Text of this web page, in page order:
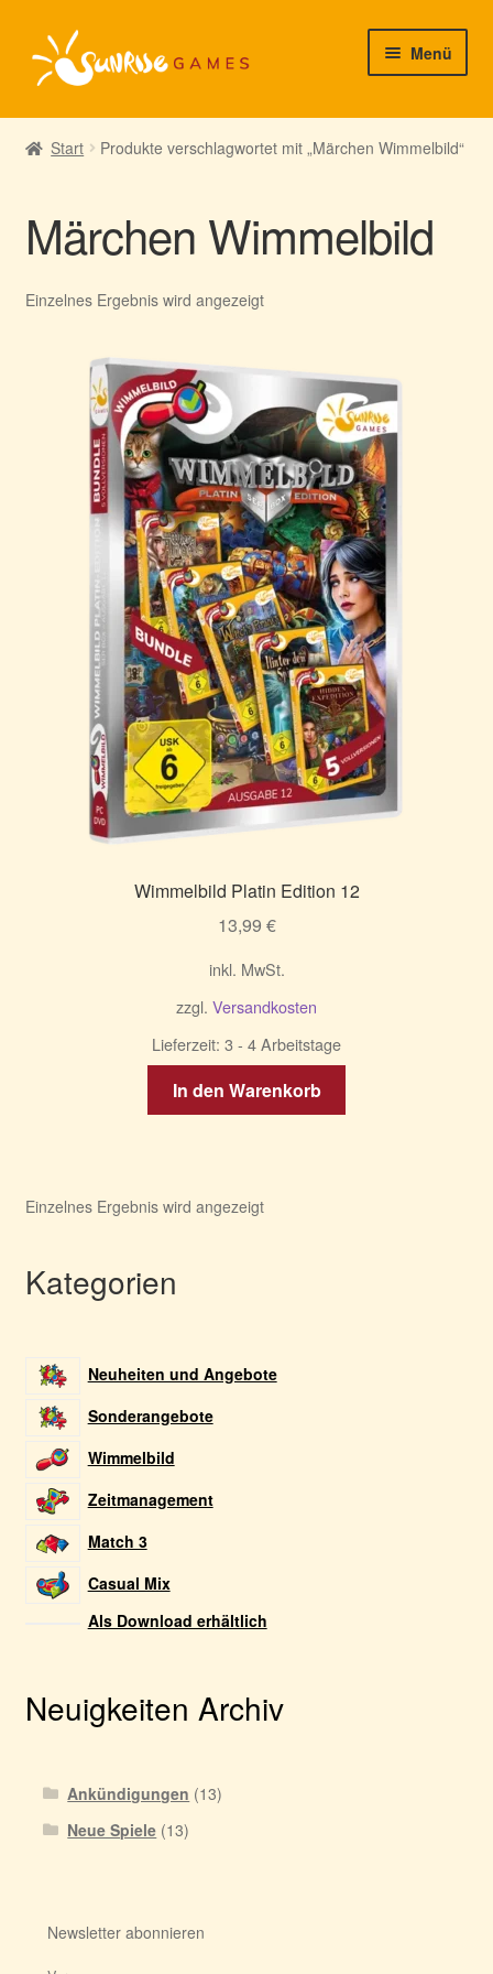
Zur
Navigation
Zum
Inhalt
Menü
► Startseite
► Support/Hilfe
► Mein Konto
Start Produkte verschlagwortet mit „Märchen Wimmelbild“
Märchen Wimmelbild
Einzelnes Ergebnis wird angezeigt
Wimmelbild Platin Edition 12
13,99 €
inkl. MwSt.
zzgl. Versandkosten
Lieferzeit: 3 - 4 Arbeitstage
In den Warenkorb
Einzelnes Ergebnis wird angezeigt
Kategorien
Neuheiten und Angebote
Sonderangebote
Wimmelbild
Zeitmanagement
Match 3
Casual Mix
Als Download erhältlich
Neuigkeiten Archiv
Ankündigungen (13)
Neue Spiele (13)
Newsletter abonnieren